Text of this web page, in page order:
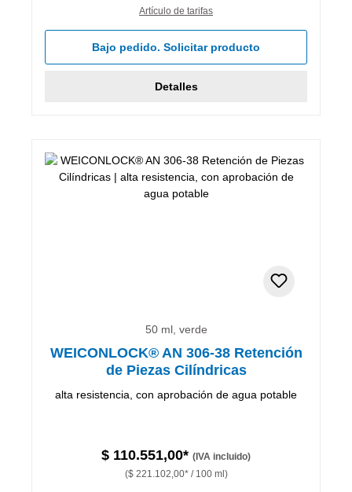
Artículo de tarifas
Bajo pedido. Solicitar producto
Detalles
50 ml, verde
WEICONLOCK® AN 306-38 Retención
de Piezas Cilíndricas
alta resistencia, con aprobación de agua potable
$ 110.551,00* (IVA incluido)
($ 221.102,00* / 100 ml)